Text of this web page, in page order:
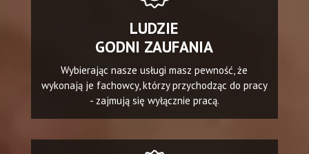
LUDZIE
GODNI ZAUFANIA
Wybierając nasze usługi masz pewność, że
wykonają je fachowcy, którzy przychodząc do pracy
- zajmują się wyłącznie pracą.